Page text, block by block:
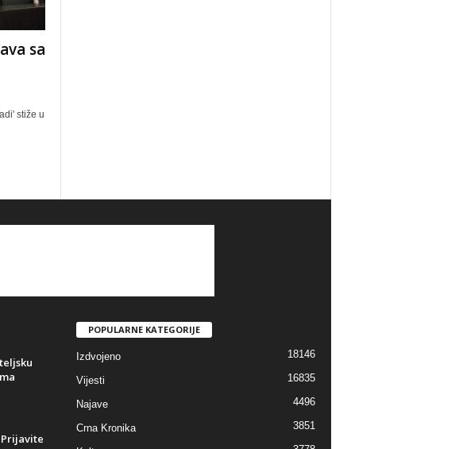
sa
stiže u
POPULARNE KATEGORIJE
Izdvojeno 18146
Vijesti 16835
Najave 4496
Crna Kronika 3851